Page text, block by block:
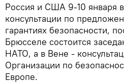
Россия и США 9-10 января
консультации по
гарантиях безопасности,
Брюсселе состоится
НАТО, а в Вене -
Организации по
Европе.